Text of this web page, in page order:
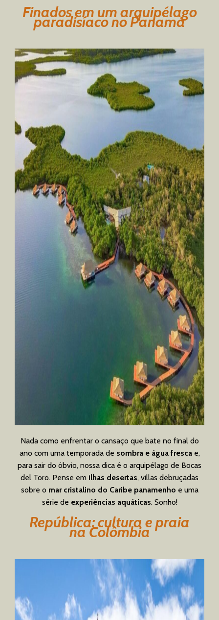
Finados em um arquipélago
paradisíaco no Panamá
Nada como enfrentar o cansaço que bate no final do
ano com uma temporada de sombra e água frescae,
para sair do óbvio, nossa dica é o arquipélago de Bocas
del Toro. Pense em ilhas desertas, villas debruçadas
sobre o mar cristalino do Caribe panamenho e uma
série de experiências aquáticas. Sonho!
República: cultura e praia
na Colômbia